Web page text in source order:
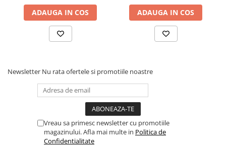
Case-uri DJ
CD Playere DJ
Mixere DJ
Platane DJ
Samplere si controllere
Cabluri si conectori
Cabluri adaptoare, cabluri Y
ADAUGA IN COS ADAUGA IN COS
Newsletter Nu rata ofertele si promotiile noastre
Vreau sa primesc newsletter cu promotiile
magazinului. Afla mai multe in Politica de
Confidentialitate